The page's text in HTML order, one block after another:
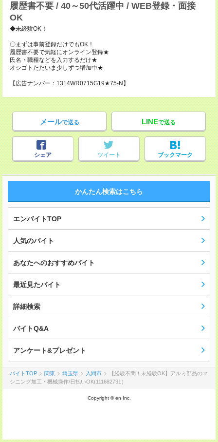
履歴書不要 / 40～50代活躍中 / WEB登録・面接
OK
◆未経験OK！
〇まずは事前登録だけでもOK！
履歴書不要で気軽にオンライン登録★
氏名・職種などを入力するだけ★
オシゴトただいま少しずつ増加中★
【広告ナンバー：1314WR0715G19★75-N】
メールで送る LINEで送る
シェア ツイート ブックマーク
かんたん検索はこちら
エンバイトTOP
人気のバイト
あなたへのおすすめバイト
最近見たバイト
詳細検索
バイトQ&A
アンケート&プレゼント
バイトTOP 関東 埼玉県 入間市
【経験不問！未経験OK】アルミ部品のマ
シニング加工・機械操作/日払いOK(111682731）
Copyright © en Inc.